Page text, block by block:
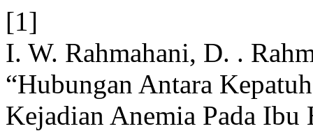
[1]
I. W. Rahmahani, D. .
“Hubungan Antara
Kejadian Anemia Pada Ibu